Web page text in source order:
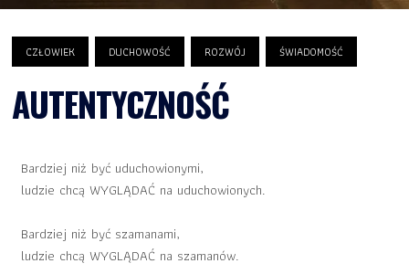
CZŁOWIEK DUCHOWOŚĆ ROZWÓJ ŚWIADOMOŚĆ
AUTENTYCZNOŚĆ
Bardziej niż być uduchowionymi,
ludzie chcą WYGLĄDAĆ na uduchowionych.
Bardziej niż być szamanami,
ludzie chcą WYGLĄDAĆ na szamanów.